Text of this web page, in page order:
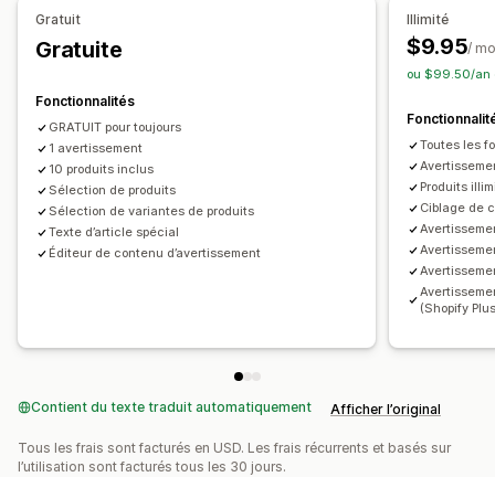
Personnalisation
Pop-ups
Couleur et police
Ciblage de produit
Texte personnalisé Boutons
Ciblage
Géolocalisation
Gratuit
Gratuite
Fonctionnalités
GRATUIT pour toujours
1 avertissement
10 produits inclus
Sélection de produits
Sélection de variantes de produits
Texte d’article spécial
Éditeur de contenu d’avertissement
Illimité
$9.95/
ou $99.50/an
Toutes les
Produits
Ciblage de
(Shopify
Contient du texte traduit automatiquement Afficher l’original
Tous les frais sont facturés en USD. Les frais récurrents et basés sur
l’utilisation sont facturés tous les 30 jours.